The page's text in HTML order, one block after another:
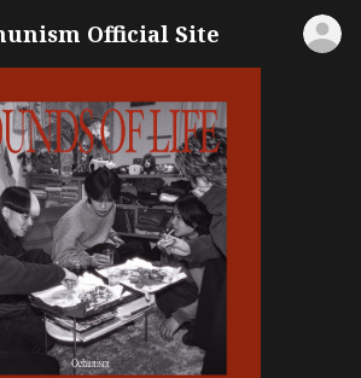
Official Site